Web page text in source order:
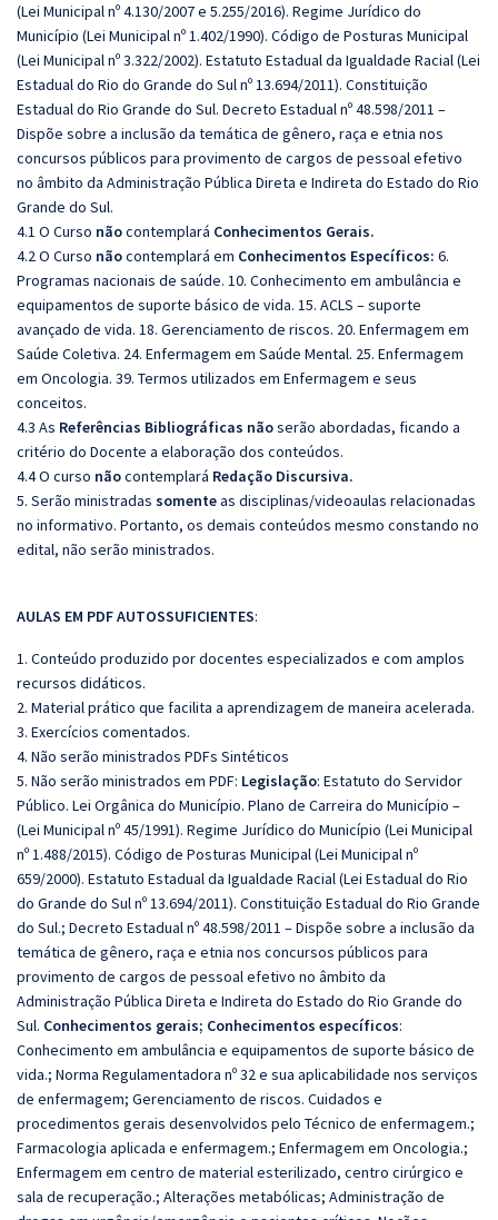
(Lei Municipal nº 4.130/2007 e 5.255/2016). Regime Jurídico do
Município (Lei Municipal nº 1.402/1990). Código de Posturas Municipal
(Lei Municipal nº 3.322/2002). Estatuto Estadual da Igualdade Racial (Lei
Estadual do Rio do Grande do Sul nº 13.694/2011). Constituição
Estadual do Rio Grande do Sul. Decreto Estadual nº 48.598/2011 –
Dispõe sobre a inclusão da temática de gênero, raça e etnia nos
concursos públicos para provimento de cargos de pessoal efetivo
no âmbito da Administração Pública Direta e Indireta do Estado do Rio
Grande do Sul.
4.1 O Curso nãocontemplará Conhecimentos Gerais.
4.2 O Curso nãocontemplará em Conhecimentos Específicos: 6.
Programas nacionais de saúde. 10. Conhecimento em ambulância e
equipamentos de suporte básico de vida. 15. ACLS – suporte
avançado de vida. 18. Gerenciamento de riscos. 20. Enfermagem em
Saúde Coletiva. 24. Enfermagem em Saúde Mental. 25. Enfermagem
em Oncologia. 39. Termos utilizados em Enfermagem e seus
conceitos.
4.3 As Referências Bibliográficas nãoserão abordadas, ficando a
critério do Docente a elaboração dos conteúdos.
4.4 O curso nãocontemplará Redação Discursiva.
5. Serão ministradas somenteas disciplinas/videoaulas relacionadas
no informativo. Portanto, os demais conteúdos mesmo constando no
edital, não serão ministrados.
AULAS EM PDF AUTOSSUFICIENTES:
1. Conteúdo produzido por docentes especializados e com amplos
recursos didáticos.
2. Material prático que facilita a aprendizagem de maneira acelerada.
3. Exercícios comentados.
4. Não serão ministrados PDFs Sintéticos
5. Não serão ministrados em PDF: Legislação: Estatuto do Servidor
Público. Lei Orgânica do Município. Plano de Carreira do Município –
(Lei Municipal nº 45/1991). Regime Jurídico do Município (Lei Municipal
nº 1.488/2015). Código de Posturas Municipal (Lei Municipal nº
659/2000). Estatuto Estadual da Igualdade Racial (Lei Estadual do Rio
do Grande do Sul nº 13.694/2011). Constituição Estadual do Rio Grande
do Sul.; Decreto Estadual nº 48.598/2011 – Dispõe sobre a inclusão da
temática de gênero, raça e etnia nos concursos públicos para
provimento de cargos de pessoal efetivo no âmbito da
Administração Pública Direta e Indireta do Estado do Rio Grande do
Sul. Conhecimentos gerais; Conhecimentos específicos:
Conhecimento em ambulância e equipamentos de suporte básico de
vida.; Norma Regulamentadora nº 32 e sua aplicabilidade nos serviços
de enfermagem; Gerenciamento de riscos. Cuidados e
procedimentos gerais desenvolvidos pelo Técnico de enfermagem.;
Farmacologia aplicada e enfermagem.; Enfermagem em Oncologia.;
Enfermagem em centro de material esterilizado, centro cirúrgico e
sala de recuperação.; Alterações metabólicas; Administração de